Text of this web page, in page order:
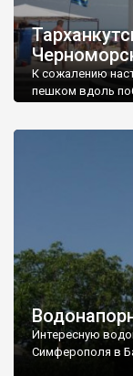
К сожалению
пешком вдоль
Интересную
Симферополя в